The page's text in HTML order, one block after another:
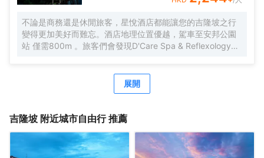
不論是商務還是休閒旅客，星悅酒店都能讓您的吉隆坡之行
變得更加美好而難忘。酒店地理位置優越，駕車至安邦公園
站 僅需800m 。旅客們會發現D'Care Spa & Reflexology、
客，酒店還為您提供了瓶裝水。除此之外，配備有拖鞋和24
小時熱水的浴室是您消除一天疲勞的好地方。在空閒的時
自己的房間舒適的用餐，酒店可提供客房服務。若是覺得酒
的香蘭葉蛋奶煎糕、Nobu（日本料理）的Black Cod With
Miso和Restoran Rebung Chef Ismail（東南亞菜）的亞參叻
展開
吉隆坡 附近城市自由行 推薦